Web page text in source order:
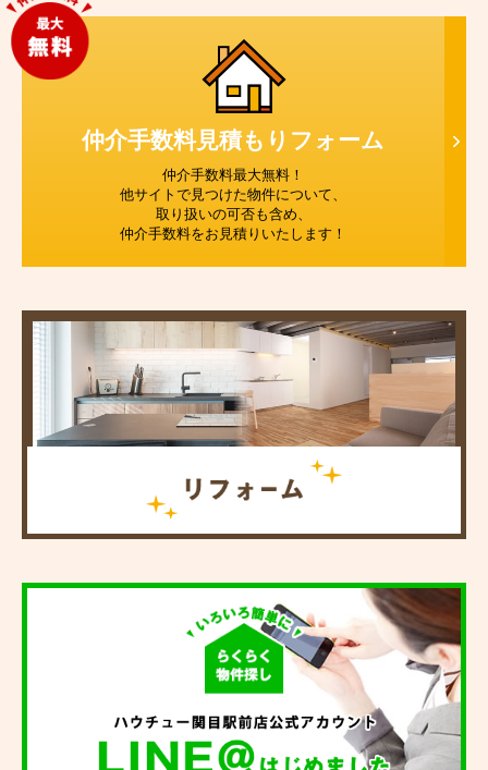
仲介手数料見積もり フォーム
仲介手数料最大無料！
他サイトで見つけた物件について、
取り扱いの可否も含め、
仲介手数料をお見積りいたします！